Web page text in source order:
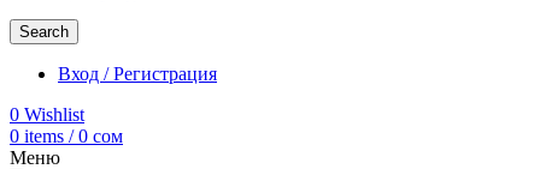
Search
Вход / Регистрация
0 Wishlist
0 items / 0 сом
Меню